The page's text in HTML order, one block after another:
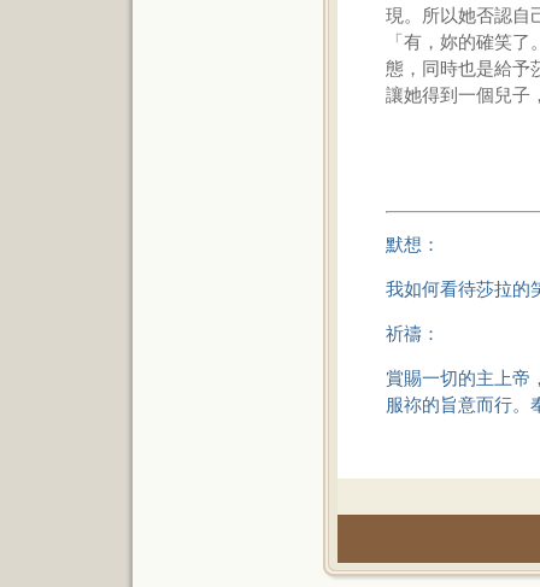
現。所以她否認自
「有，妳的確笑
態，同時也是給予
讓她得到一個兒子
默想：
我如何看待莎拉的
祈禱：
賞賜一切的主上帝
服祢的旨意而行。